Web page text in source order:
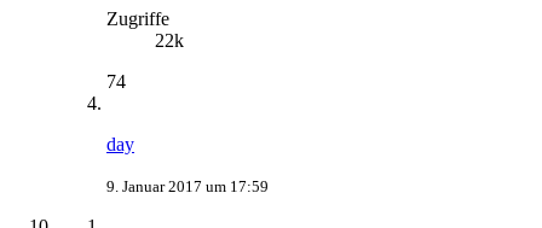
Zugriffe
22k
74
day
9. Januar 2017 um 17:59